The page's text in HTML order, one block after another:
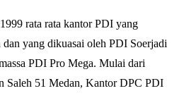
rata rata kantor PDI yang
yang dikuasai oleh PDI Soerjadi
PDI Pro Mega. Mulai dari
Saleh 51 Medan, Kantor DPC PDI